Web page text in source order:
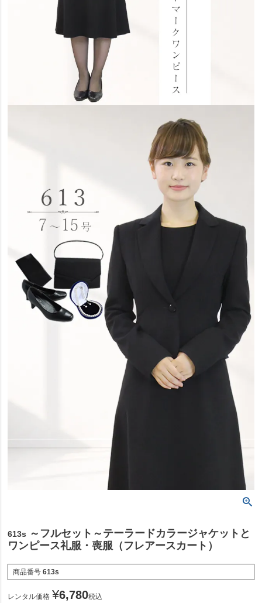
613s ～フルセット～テーラードカラージャケットと
ワンピース礼服・喪服（フレアースカート）
商品番号 613s
レンタル価格 ¥6,780税込